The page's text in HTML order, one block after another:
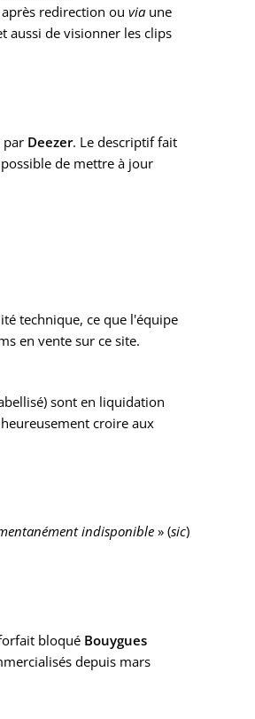
après redirection ouvia une
aussi de visionner les clips
par Deezer. Le descriptif fait
de mettre à jour
technique, ce que l'équipe
en vente sur ce site.
sont en liquidation
croire aux
indisponible » (sic)
bloqué Bouygues
depuis mars